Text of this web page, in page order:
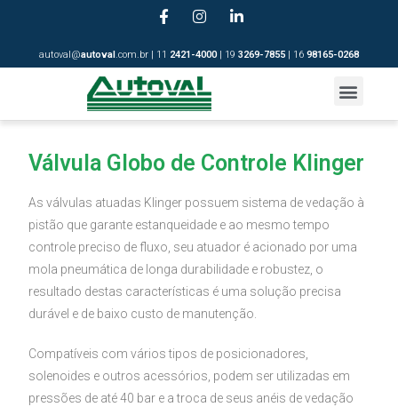
autoval@autoval.com.br | 11 2421-4000| 19 3269-7855 | 16 98165-0268
Válvula Globo de Controle Klinger
As válvulas atuadas Klinger possuem sistema de vedação à
pistão que garante estanqueidade e ao mesmo tempo
controle preciso de fluxo, seu atuador é acionado por uma
mola pneumática de longa durabilidade e robustez, o
resultado destas características é uma solução precisa
durável e de baixo custo de manutenção.
Compatíveis com vários tipos de posicionadores,
solenoides e outros acessórios, podem ser utilizadas em
pressões de até 40 bar e a troca de seus anéis de vedação